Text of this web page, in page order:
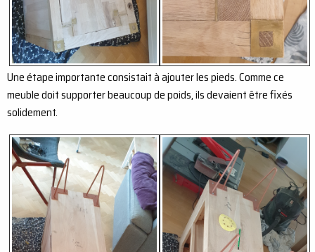
Une étape importante consistait à ajouter les pieds. Comme ce
meuble doit supporter beaucoup de poids, ils devaient être fixés
solidement.